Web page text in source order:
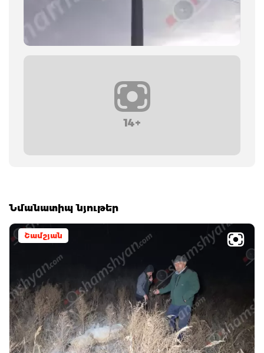
14+
Նմանատիպ նյութեր
Շամշյան